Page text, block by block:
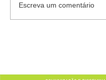
Escreva um comentário